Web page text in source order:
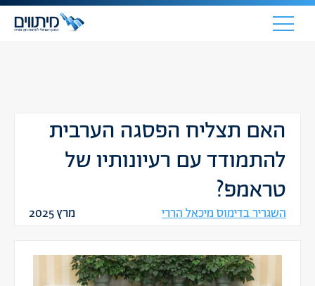
האם תצליח הפסגה הערבית
להתמודד עם רעיונותיו של
טראמפ?
השגריר בדימוס מיכאל הררי מרץ 2025